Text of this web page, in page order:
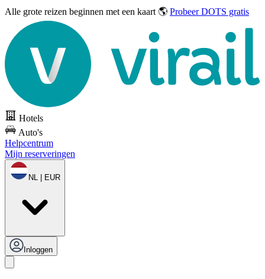
Alle grote reizen beginnen met een kaart 🌎 Probeer DOTS gratis
Hotels
Auto's
Helpcentrum
Mijn reserveringen
NL | EUR
Inloggen